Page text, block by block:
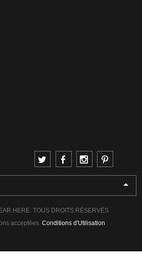
HERE. TOUS DROITS RÉSERVÉS
acceptées. Conditions d'Utilisation